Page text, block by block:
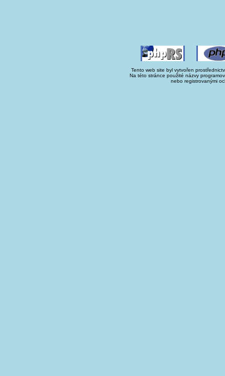
Tento web site byl vytvořen
Na této stránce použité názvy
nebo registrovanými